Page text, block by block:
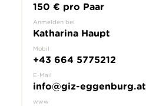
150 € pro Paar
Anmelden bei
Katharina Haupt
Mobil
+43 664 5775212
E-Mail
info@giz-eggenburg.at
www